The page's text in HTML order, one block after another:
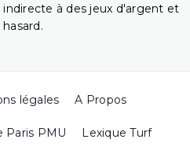
à des jeux d'argent et
hasard.
légales A Propos
Paris PMU Lexique Turf